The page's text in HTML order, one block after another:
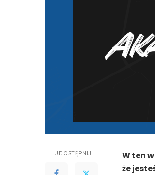
UDOSTĘPNIJ
W ten
że